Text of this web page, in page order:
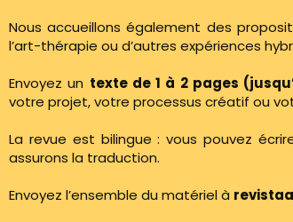
Nous accueillons également des
l’art-thérapie ou d’autres expériences
Envoyez un texte de 1 à 2 pages
votre projet, votre processus créatif ou
La revue est bilingue : vous pouvez
assurons la traduction.
Envoyez l’ensemble du matériel à